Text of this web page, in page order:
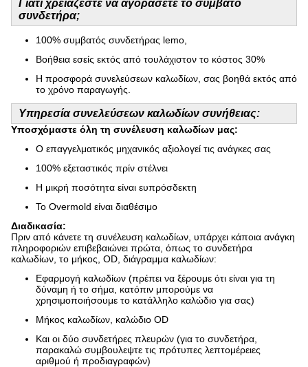
Γιατί χρειάζεστε να αγοράσετε το συμβατό
συνδετήρα;
100% συμβατός συνδετήρας lemo,
Βοήθεια εσείς εκτός από τουλάχιστον το κόστος 30%
Η προσφορά συνελεύσεων καλωδίων, σας βοηθά εκτός από
το χρόνο παραγωγής.
Υπηρεσία συνελεύσεων καλωδίων συνήθειας:
Υποσχόμαστε όλη τη συνέλευση καλωδίων μας:
Ο επαγγελματικός μηχανικός αξιολογεί τις ανάγκες σας
100% εξεταστικός πρίν στέλνει
Η μικρή ποσότητα είναι ευπρόσδεκτη
Το Overmold είναι διαθέσιμο
Διαδικασία:
Πριν από κάνετε τη συνέλευση καλωδίων, υπάρχει κάποια ανάγκη
πληροφοριών επιβεβαιώνει πρώτα, όπως το συνδετήρα
καλωδίων, το μήκος, OD, διάγραμμα καλωδίων:
Εφαρμογή καλωδίων (πρέπει να ξέρουμε ότι είναι για τη
δύναμη ή το σήμα, κατόπιν μπορούμε να
χρησιμοποιήσουμε το κατάλληλο καλώδιο για σας)
Μήκος καλωδίων, καλώδιο OD
Και οι δύο συνδετήρες πλευρών (για το συνδετήρα,
παρακαλώ συμβουλεψτε τις πρότυπες λεπτομέρειες
αριθμού ή προδιαγραφών)